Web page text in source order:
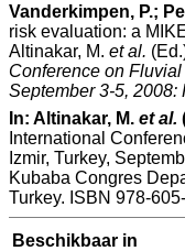
Vanderkimpen, P.;
risk evaluation: a
Altinakar, M. et al.
Conference on
September 3-5, 2008:
In: Altinakar, M. et al.
International
Izmir, Turkey,
Kubaba Congres
Turkey. ISBN 978-
Beschikbaar in